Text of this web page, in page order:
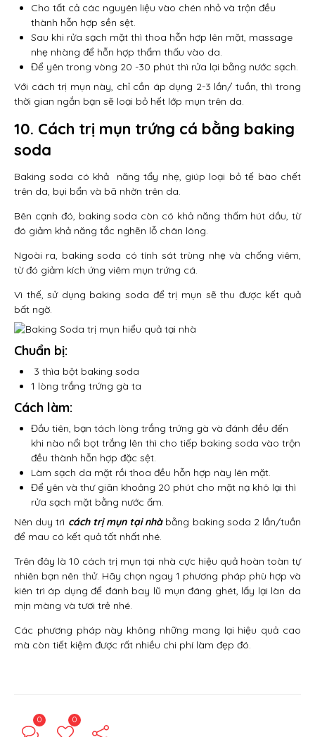
Cho tất cả các nguyên liệu vào chén nhỏ và trộn đều
thành hỗn hợp sền sệt.
Sau khi rửa sạch mặt thì thoa hỗn hợp lên mặt, massage
nhẹ nhàng để hỗn hợp thẩm thấu vào da.
Để yên trong vòng 20 -30 phút thì rửa lại bằng nước sạch.
Với cách trị mụn này, chỉ cần áp dụng 2-3 lần/ tuần, thì trong
thời gian ngắn bạn sẽ loại bỏ hết lớp mụn trên da.
10. Cách trị mụn trứng cá bằng baking
soda
Baking soda có khả năng tẩy nhẹ, giúp loại bỏ tế bào chết
trên da, bụi bẩn và bã nhờn trên da.
Bên cạnh đó, baking soda còn có khả năng thấm hút dầu, từ
đó giảm khả năng tắc nghẽn lỗ chân lông.
Ngoài ra, baking soda có tính sát trùng nhẹ và chống viêm,
từ đó giảm kích ứng viêm mụn trứng cá.
Vì thế, sử dụng baking soda để trị mụn sẽ thu được kết quả
bất ngờ.
Chuẩn bị:
3 thìa bột baking soda
1 lòng trắng trứng gà ta
Cách làm:
Đầu tiên, bạn tách lòng trắng trứng gà và đánh đều đến
khi nào nổi bọt trắng lên thì cho tiếp baking soda vào trộn
đều thành hỗn hợp đặc sệt.
Làm sạch da mặt rồi thoa đều hỗn hợp này lên mặt.
Để yên và thư giãn khoảng 20 phút cho mặt nạ khô lại thì
rửa sạch mặt bằng nước ấm.
Nên duy trì cách trị mụn tại nhàbằng baking soda 2 lần/tuần
để mau có kết quả tốt nhất nhé.
Trên đây là 10 cách trị mụn tại nhà cực hiệu quả hoàn toàn tự
nhiên bạn nên thử. Hãy chọn ngay 1 phương pháp phù hợp và
kiên trì áp dụng để đánh bay lũ mụn đáng ghét, lấy lại làn da
mịn màng và tươi trẻ nhé.
Các phương pháp này không những mang lại hiệu quả cao
mà còn tiết kiệm được rất nhiều chi phí làm đẹp đó.
0 0